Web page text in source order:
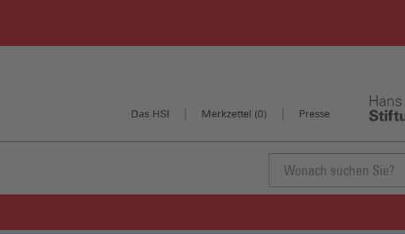
Das HSI Merkzettel (0) Presse
Suchbegriff